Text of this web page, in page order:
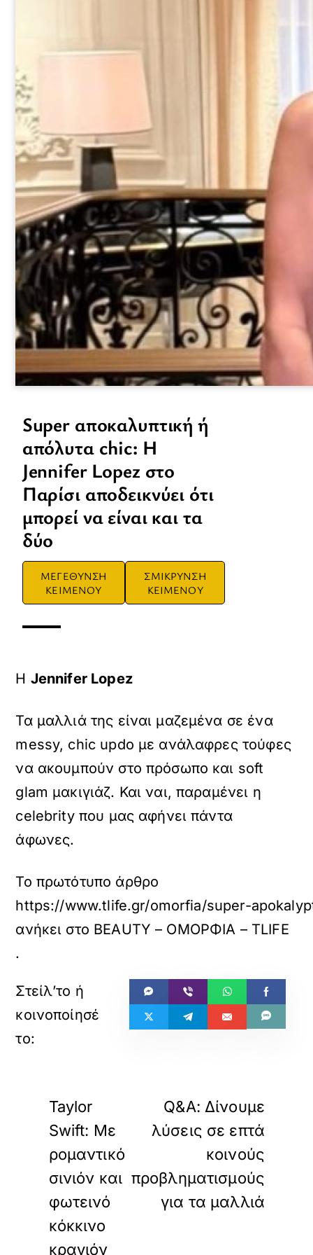
Super αποκαλυπτική ή
απόλυτα chic: Η
Jennifer Lopez στο
Παρίσι αποδεικνύει ότι
μπορεί να είναι και τα
δύο
ΜΕΓΕΘΥΝΣΗ
ΚΕΙΜΕΝΟΥ
ΣΜΙΚΡΥΝΣΗ
ΚΕΙΜΕΝΟΥ
Η Jennifer Lopez
Τα μαλλιά της είναι μαζεμένα σε ένα
messy, chic updo με ανάλαφρες τούφες
να ακουμπούν στο πρόσωπο και soft
glam μακιγιάζ. Και ναι, παραμένει η
celebrity που μας αφήνει πάντα
άφωνες.
Το πρωτότυπο άρθρο
https://www.tlife.gr/omorfia/super-
ανήκει στο BEAUTY – ΟΜΟΡΦΙΑ – TLIFE
.
Taylor
Swift: Με
ρομαντικό
σινιόν και
φωτεινό
κόκκινο
κραγιόν
Q&A: Δίνουμε
λύσεις σε επτά
κοινούς
προβληματισμούς
για τα μαλλιά